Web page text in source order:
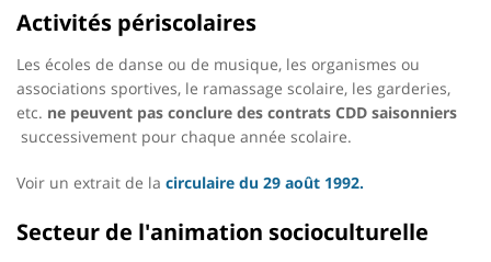
Activités périscolaires
Les écoles de danse ou de musique, les organismes ou
associations sportives, le ramassage scolaire, les garderies,
etc. ne peuvent pas conclure des contrats CDD saisonniers
successivement pour chaque année scolaire.
Voir un extrait de la circulaire du 29 août 1992.
Secteur de l'animation socioculturelle